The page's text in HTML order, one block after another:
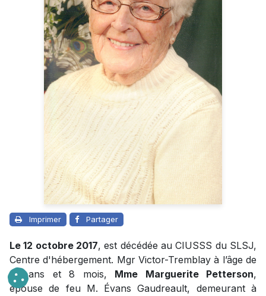
Imprimer Partager
Le 12 octobre 2017, est décédée au CIUSSS du SLSJ,
Centre d'hébergement. Mgr Victor-Tremblay à l’âge de
93 ans et 8 mois, Mme Marguerite Petterson,
épouse de feu M. Évans Gaudreault, demeurant à